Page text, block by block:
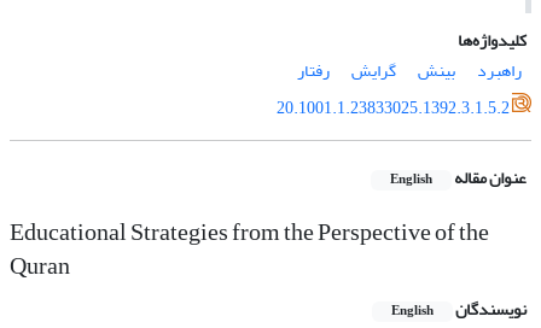
کلیدواژه‌ها
راهبرد
بینش گرایش
رفتار
20.1001.1.23833025.1392.3.1.5.2
عنوان مقاله English
Educational Strategies from the Perspective of the
Quran
نویسندگان English